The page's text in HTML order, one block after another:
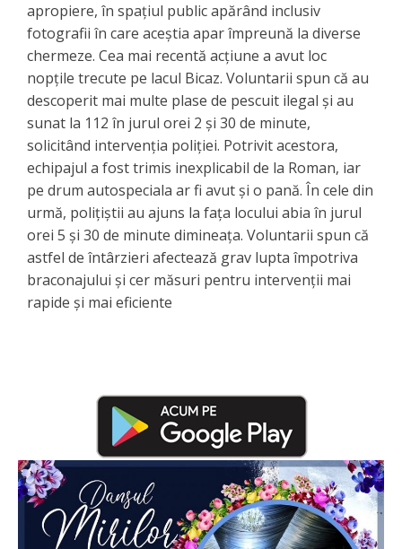
apropiere, în spațiul public apărând inclusiv
fotografii în care aceștia apar împreună la diverse
chermeze. Cea mai recentă acțiune a avut loc
nopțile trecute pe lacul Bicaz. Voluntarii spun că au
descoperit mai multe plase de pescuit ilegal și au
sunat la 112 în jurul orei 2 și 30 de minute,
solicitând intervenția poliției. Potrivit acestora,
echipajul a fost trimis inexplicabil de la Roman, iar
pe drum autospeciala ar fi avut și o pană. În cele din
urmă, polițiștii au ajuns la fața locului abia în jurul
orei 5 și 30 de minute dimineața. Voluntarii spun că
astfel de întârzieri afectează grav lupta împotriva
braconajului și cer măsuri pentru intervenții mai
rapide și mai eficiente